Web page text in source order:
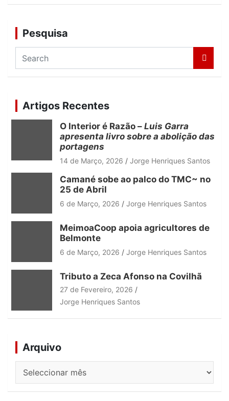
Pesquisa
a
c
h
Artigos Recentes
O Interior é Razão – Luis Garra
apresenta livro sobre a abolição das
portagens
14 de Março, 2026 Jorge Henriques Santos
Camané sobe ao palco do TMC~ no
25 de Abril
6 de Março, 2026 Jorge Henriques Santos
MeimoaCoop apoia agricultores de
Belmonte
6 de Março, 2026 Jorge Henriques Santos
Tributo a Zeca Afonso na Covilhã
27 de Fevereiro, 2026
Jorge Henriques Santos
Arquivo
Arquivo